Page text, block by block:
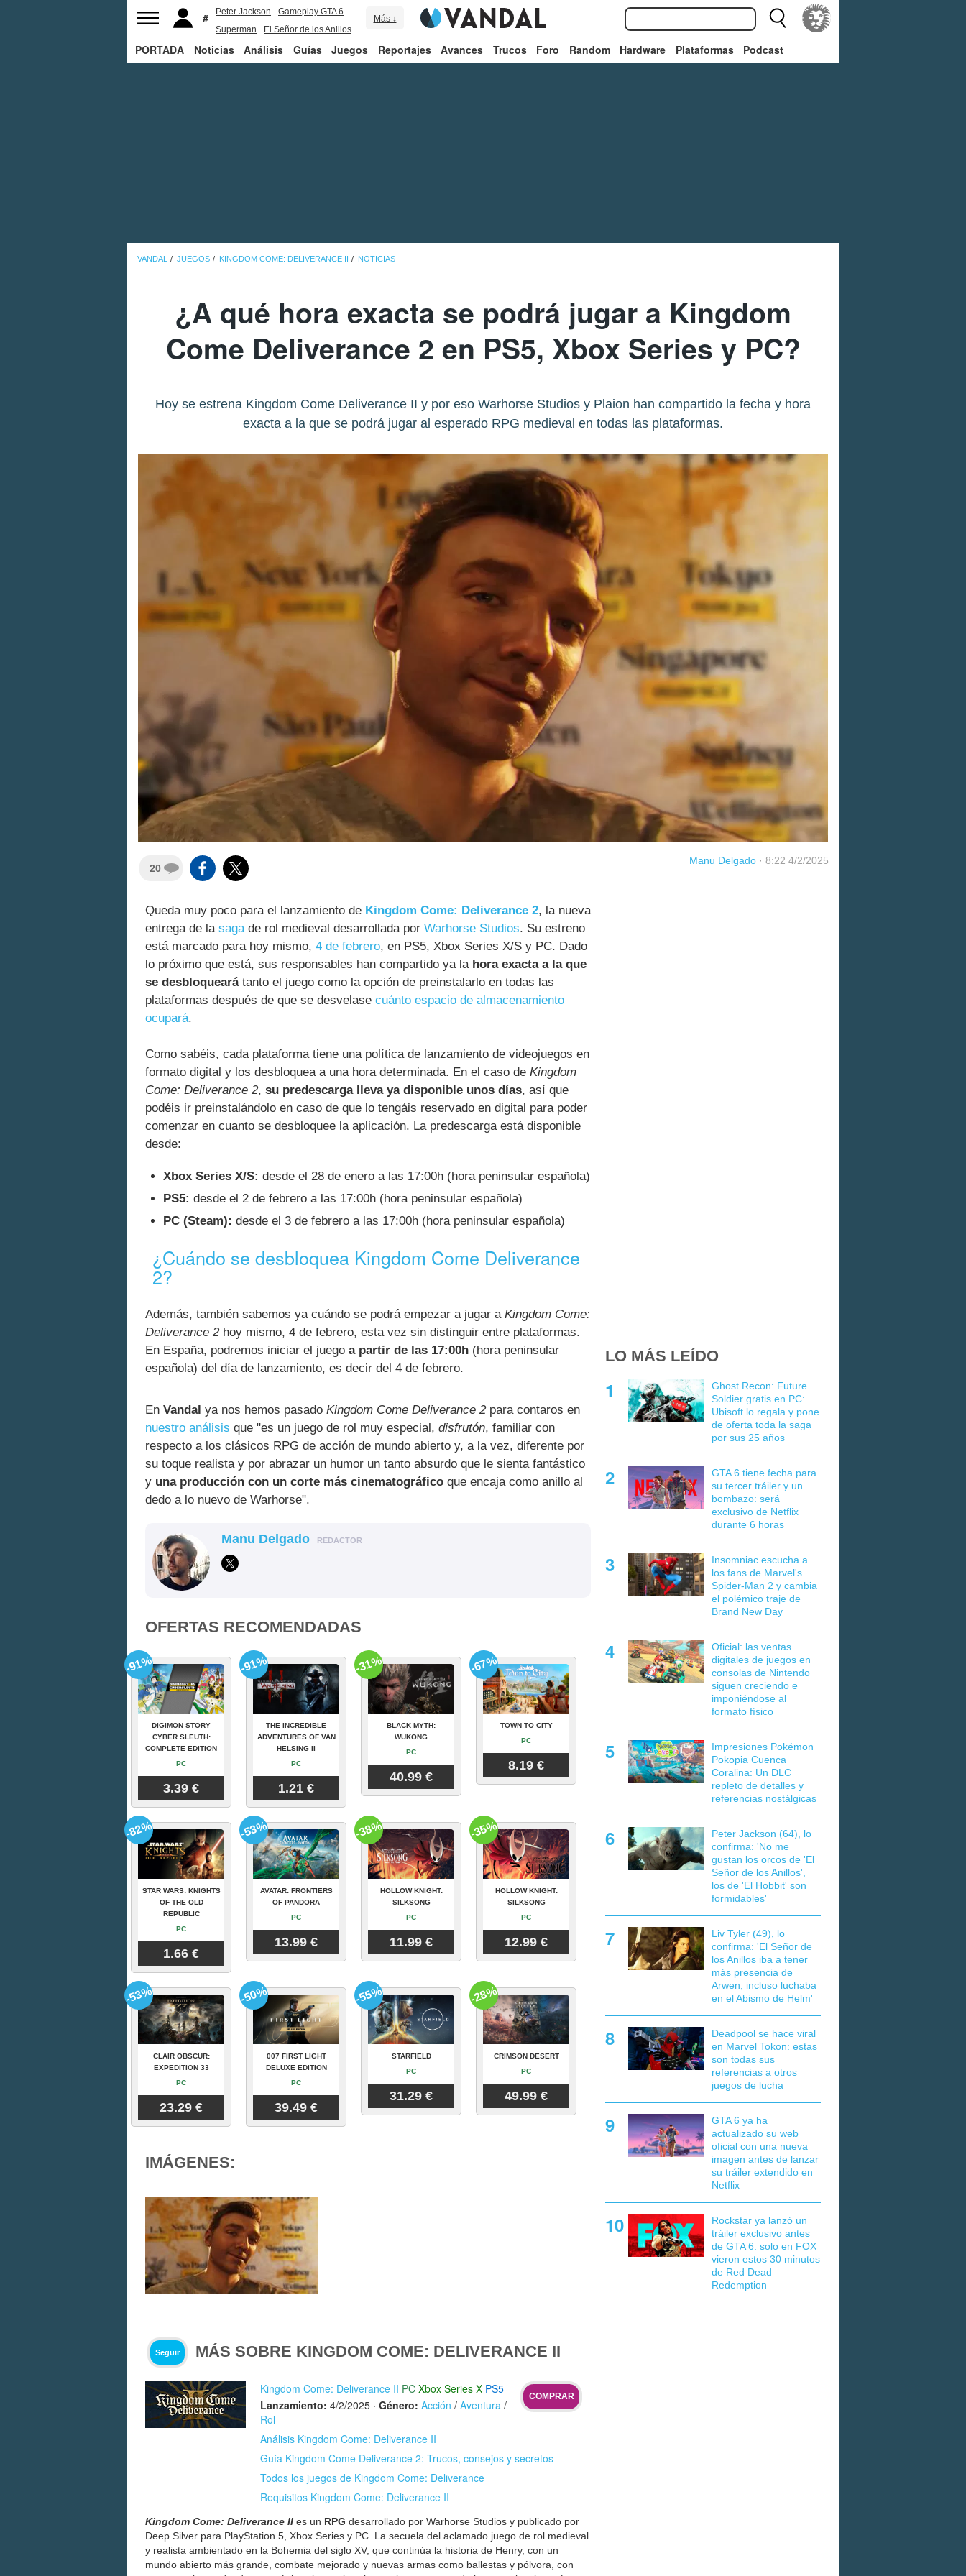
Peter Jackson
Gameplay GTA 6
Superman
El Señor de los Anillos
Más ↓
PORTADA Noticias Análisis Guías Juegos Reportajes Avances Trucos Foro Random Hardware Plataformas Podcast
VANDAL JUEGOS KINGDOM COME: DELIVERANCE II NOTICIAS
¿A qué hora exacta se podrá jugar a Kingdom
Come Deliverance 2 en PS5, Xbox Series y PC?
Hoy se estrena Kingdom Come Deliverance II y por eso Warhorse Studios y Plaion han compartido la fecha y hora
exacta a la que se podrá jugar al esperado RPG medieval en todas las plataformas.
20
Manu Delgado · 8:22 4/2/2025
Queda muy poco para el lanzamiento de Kingdom Come: Deliverance 2, la nueva
entrega de la sagade rol medieval desarrollada por Warhorse Studios. Su estreno
está marcado para hoy mismo, 4 de febrero, en PS5, Xbox Series X/S y PC. Dado
lo próximo que está, sus responsables han compartido ya la hora exacta a la que
se desbloquearátanto el juego como la opción de preinstalarlo en todas las
plataformas después de que se desvelase cuánto espacio de almacenamiento
ocupará.
Como sabéis, cada plataforma tiene una política de lanzamiento de videojuegos en
formato digital y los desbloquea a una hora determinada. En el caso de Kingdom
Come: Deliverance 2, su predescarga lleva ya disponible unos días, así que
podéis ir preinstalándolo en caso de que lo tengáis reservado en digital para poder
comenzar en cuanto se desbloquee la aplicación. La predescarga está disponible
desde:
Xbox Series X/S: desde el 28 de enero a las 17:00h (hora peninsular española)
PS5: desde el 2 de febrero a las 17:00h (hora peninsular española)
PC (Steam): desde el 3 de febrero a las 17:00h (hora peninsular española)
¿Cuándo se desbloquea Kingdom Come Deliverance
2?
Además, también sabemos ya cuándo se podrá empezar a jugar a Kingdom Come:
Deliverance 2hoy mismo, 4 de febrero, esta vez sin distinguir entre plataformas.
En España, podremos iniciar el juego a partir de las 17:00h (hora peninsular
española) del día de lanzamiento, es decir del 4 de febrero.
En Vandal ya nos hemos pasado Kingdom Come Deliverance 2para contaros en
nuestro análisis que "es un juego de rol muy especial, disfrutón, familiar con
respecto a los clásicos RPG de acción de mundo abierto y, a la vez, diferente por
su toque realista y por abrazar un humor un tanto absurdo que le sienta fantástico
y una producción con un corte más cinematográfico que encaja como anillo al
dedo a lo nuevo de Warhorse".
Manu Delgado REDACTOR
OFERTAS RECOMENDADAS
DIGIMON STORY
CYBER SLEUTH:
COMPLETE EDITION
PC
3.39 €
-91%
THE INCREDIBLE
ADVENTURES OF VAN
HELSING II
PC
1.21 €
-91%
BLACK MYTH:
WUKONG
PC
40.99 €
-31%
TOWN TO CITY
PC
8.19 €
-67%
STAR WARS: KNIGHTS
OF THE OLD
REPUBLIC
PC
1.66 €
-82%
AVATAR: FRONTIERS
OF PANDORA
PC
13.99 €
-53%
HOLLOW KNIGHT:
SILKSONG
PC
11.99 €
-38%
HOLLOW KNIGHT:
SILKSONG
PC
12.99 €
-35%
CLAIR OBSCUR:
EXPEDITION 33
PC
23.29 €
-53%
007 FIRST LIGHT
DELUXE EDITION
PC
39.49 €
-50%
STARFIELD
PC
31.29 €
-55%
CRIMSON DESERT
PC
49.99 €
-28%
IMÁGENES:
Seguir MÁS SOBRE KINGDOM COME: DELIVERANCE II
Kingdom Come: Deliverance II PC Xbox Series X PS5
Lanzamiento: 4/2/2025 · Género: Acción / Aventura /
Rol
COMPRAR
Análisis Kingdom Come: Deliverance II
Guía Kingdom Come Deliverance 2: Trucos, consejos y secretos
Todos los juegos de Kingdom Come: Deliverance
Requisitos Kingdom Come: Deliverance II
Kingdom Come: Deliverance II es un RPG desarrollado por Warhorse Studios y publicado por
Deep Silver para PlayStation 5, Xbox Series y PC. La secuela del aclamado juego de rol medieval
y realista ambientado en la Bohemia del siglo XV, que continúa la historia de Henry, con un
mundo abierto más grande, combate mejorado y nuevas armas como ballestas y pólvora, con
LO MÁS LEÍDO
Ghost Recon: Future
Soldier gratis en PC:
Ubisoft lo regala y pone
de oferta toda la saga
por sus 25 años
GTA 6 tiene fecha para
su tercer tráiler y un
bombazo: será
exclusivo de Netflix
durante 6 horas
Insomniac escucha a
los fans de Marvel's
Spider-Man 2 y cambia
el polémico traje de
Brand New Day
Oficial: las ventas
digitales de juegos en
consolas de Nintendo
siguen creciendo e
imponiéndose al
formato físico
Impresiones Pokémon
Pokopia Cuenca
Coralina: Un DLC
repleto de detalles y
referencias nostálgicas
Peter Jackson (64), lo
confirma: 'No me
gustan los orcos de 'El
Señor de los Anillos',
los de 'El Hobbit' son
formidables'
Liv Tyler (49), lo
confirma: 'El Señor de
los Anillos iba a tener
más presencia de
Arwen, incluso luchaba
en el Abismo de Helm'
Deadpool se hace viral
en Marvel Tokon: estas
son todas sus
referencias a otros
juegos de lucha
GTA 6 ya ha
actualizado su web
oficial con una nueva
imagen antes de lanzar
su tráiler extendido en
Netflix
Rockstar ya lanzó un
tráiler exclusivo antes
de GTA 6: solo en FOX
vieron estos 30 minutos
de Red Dead
Redemption